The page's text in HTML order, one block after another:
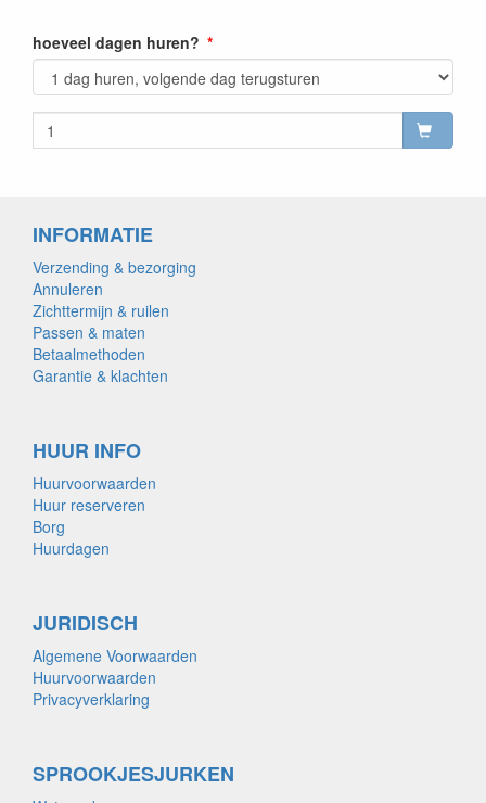
hoeveel dagen huren?
INFORMATIE
Verzending & bezorging
Annuleren
Zichttermijn & ruilen
Passen & maten
Betaalmethoden
Garantie & klachten
HUUR INFO
Huurvoorwaarden
Huur reserveren
Borg
Huurdagen
JURIDISCH
Algemene Voorwaarden
Huurvoorwaarden
Privacyverklaring
SPROOKJESJURKEN